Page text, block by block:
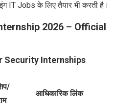
IT Jobs के लिए तैयार भी करती है।
2026 – Official
Security Internships
आधिकारिक लिंक